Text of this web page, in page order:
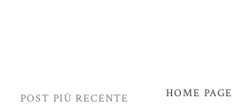
POST PIÙ RECENTE HOME PAGE